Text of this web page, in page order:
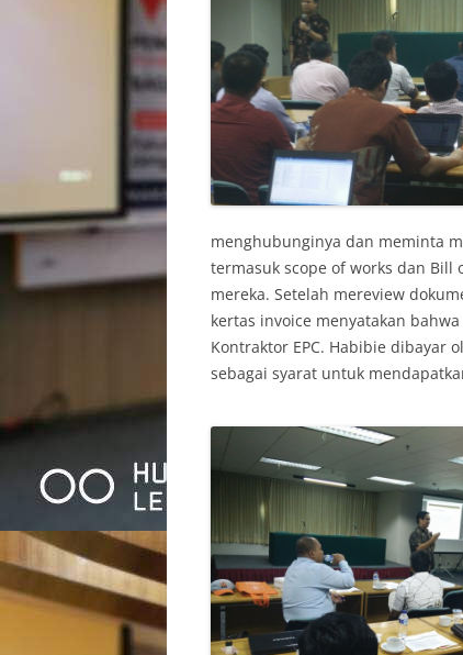
menghubunginya dan meminta
termasuk scope of works dan
mereka. Setelah mereview
kertas invoice menyatakan
Kontraktor EPC. Habibie dibayar
sebagai syarat untuk